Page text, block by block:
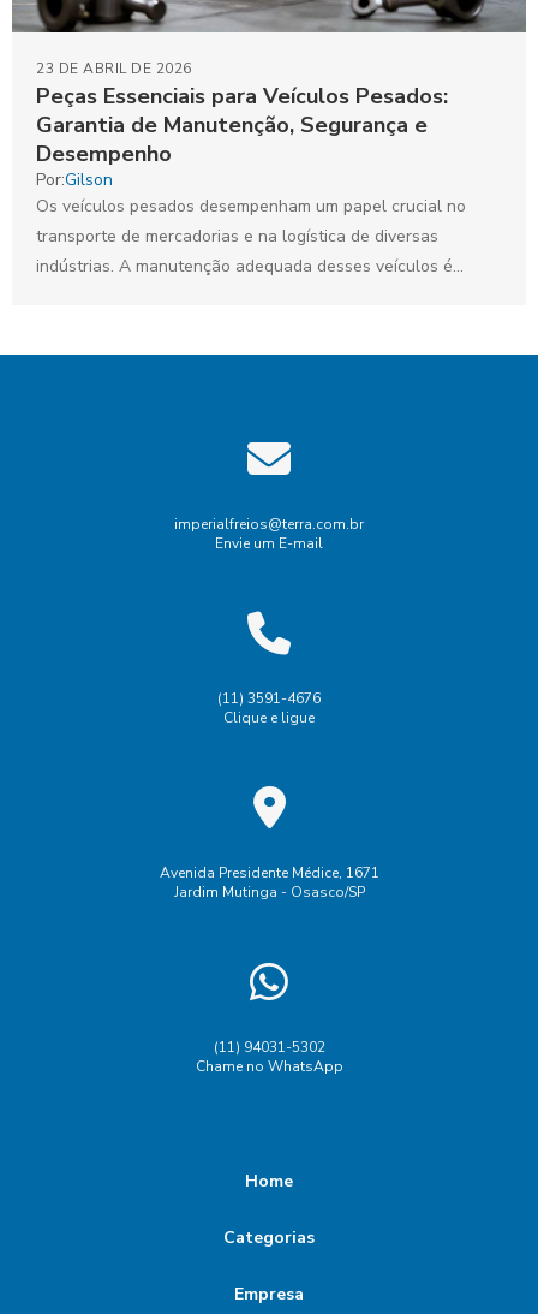
Peças Essenciais para Veículos Pesados:
Garantia de Manutenção, Segurança e
Desempenho
23 DE ABRIL DE 2026
Por:Gilson
Os veículos pesados desempenham um papel crucial no
transporte de mercadorias e na logística de diversas
indústrias. A manutenção adequada desses veículos é
imperialfreios@terra.com.br
Envie um E-mail
(11) 3591-4676
Clique e ligue
Avenida Presidente Médice, 1671
Jardim Mutinga - Osasco/SP
(11) 94031-5302
Chame no WhatsApp
Home
Categorias
Empresa